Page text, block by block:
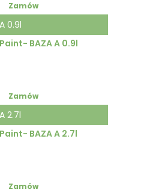
Zamów
0.9l
BAZA A 0.9l
Zamów
2.7l
BAZA A 2.7l
Zamów